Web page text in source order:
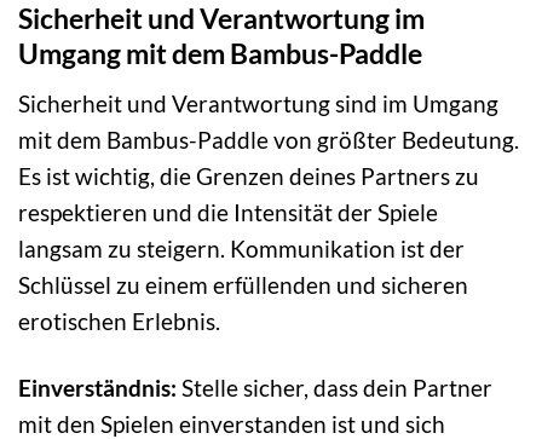
Sicherheit und Verantwortung im
Umgang mit dem Bambus-Paddle
Sicherheit und Verantwortung sind im Umgang
mit dem Bambus-Paddle von größter Bedeutung.
Es ist wichtig, die Grenzen deines Partners zu
respektieren und die Intensität der Spiele
langsam zu steigern. Kommunikation ist der
Schlüssel zu einem erfüllenden und sicheren
erotischen Erlebnis.
Einverständnis: Stelle sicher, dass dein Partner
mit den Spielen einverstanden ist und sich